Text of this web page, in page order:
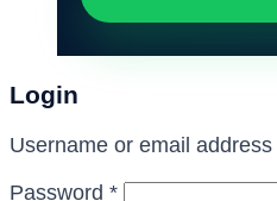
Login
Username or email address
Password *Required